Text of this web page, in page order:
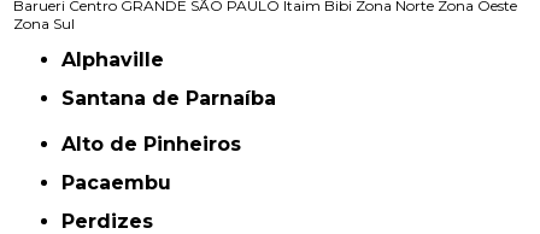
Barueri Centro GRANDE SÃO PAULO Itaim Bibi Zona Norte Zona Oeste
Zona Sul
Alphaville
Santana de Parnaíba
Alto de Pinheiros
Pacaembu
Perdizes